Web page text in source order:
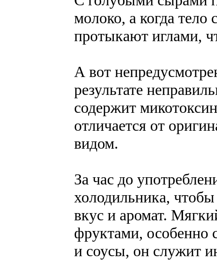
молоко, а когда
протыкают иглами,
А вот
результате
содержит
отличается от
видом.
За час до
холодильника,
вкус и аромат.
фруктами, особенно
и соусы, он служит